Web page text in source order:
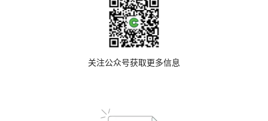
关注公众号获取更多信息